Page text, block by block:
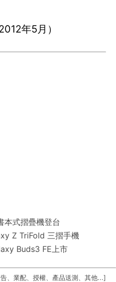
年5月）
式摺疊機登台
Z TriFold 三摺手機
Buds3 FE上市
、業配、授權、產品送測、其他...]